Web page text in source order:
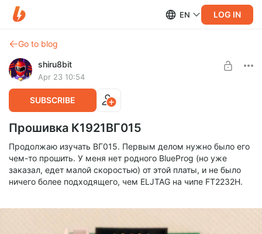
EN LOG IN
Go to blog
shiru8bit
Apr 23 10:54
SUBSCRIBE
Прошивка К1921ВГ015
Продолжаю изучать ВГ015. Первым делом нужно было его
чем-то прошить. У меня нет родного BlueProg (но уже
заказал, едет малой скоростью) от этой платы, и не было
ничего более подходящего, чем ELJTAG на чипе FT2232H.